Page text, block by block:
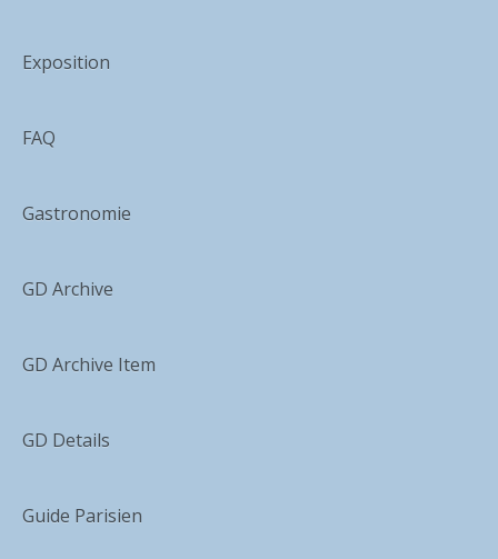
Exposition
FAQ
Gastronomie
GD Archive
GD Archive Item
GD Details
Guide Parisien